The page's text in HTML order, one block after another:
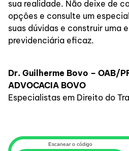
sua realidade. Não deixe de
opções e consulte um
suas dúvidas e construir uma
previdenciária eficaz.
Dr. Guilherme Bovo – OAB/
ADVOCACIA BOVO
Especialistas em Direito do
Escanear o código